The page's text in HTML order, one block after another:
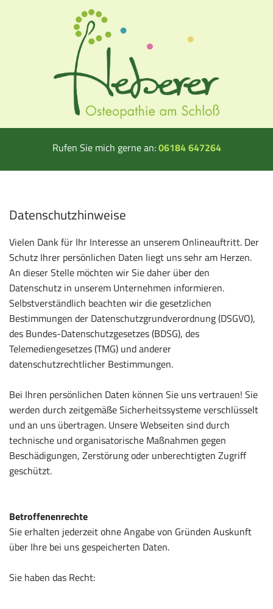
Rufen Sie mich gerne an:06184 647264
Datenschutzhinweise
Vielen Dank für Ihr Interesse an unserem Onlineauftritt. Der
Schutz Ihrer persönlichen Daten liegt uns sehr am Herzen.
An dieser Stelle möchten wir Sie daher über den
Datenschutz in unserem Unternehmen informieren.
Selbstverständlich beachten wir die gesetzlichen
Bestimmungen der Datenschutzgrundverordnung (DSGVO),
des Bundes-Datenschutzgesetzes (BDSG), des
Telemediengesetzes (TMG) und anderer
datenschutzrechtlicher Bestimmungen.
Bei Ihren persönlichen Daten können Sie uns vertrauen! Sie
werden durch zeitgemäße Sicherheitssysteme verschlüsselt
und an uns übertragen. Unsere Webseiten sind durch
technische und organisatorische Maßnahmen gegen
Beschädigungen, Zerstörung oder unberechtigten Zugriff
geschützt.
Betroffenenrechte
Sie erhalten jederzeit ohne Angabe von Gründen Auskunft
über Ihre bei uns gespeicherten Daten.
Sie haben das Recht: